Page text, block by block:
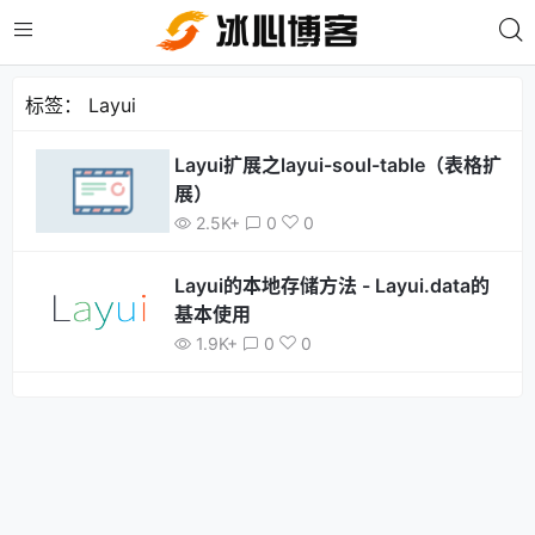
标签： Layui
Layui扩展之layui-soul-table（表格扩
展）
2.5K+ 0 0
Layui的本地存储方法 - Layui.data的
基本使用
1.9K+ 0 0